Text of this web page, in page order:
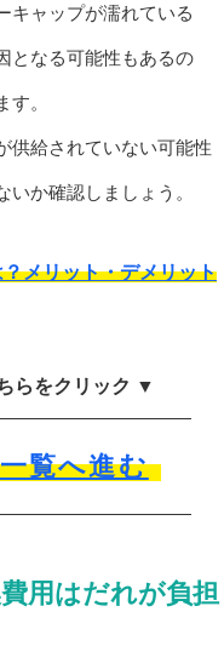
キャップが濡れている
となる可能性もあるの
。
供給されていない可能性
か確認しましょう。
メリット・デメリット
らをクリック ▼
覧へ進む
用はだれが負担